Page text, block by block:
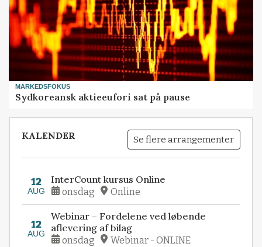
MARKEDSFOKUS
Sydkoreansk aktieeufori sat på pause
KALENDER Se flere arrangementer
12
AUG
InterCount kursus Online
onsdag Online
12
AUG
Webinar – Fordelene ved løbende
aflevering af bilag
onsdag Webinar - ONLINE